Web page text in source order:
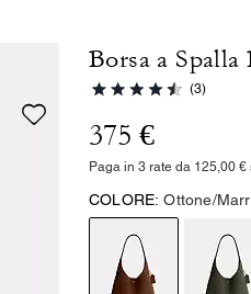
Borsa a
(3)
375 €
Paga in 3 rate da 125,00
COLORE: Ottone/